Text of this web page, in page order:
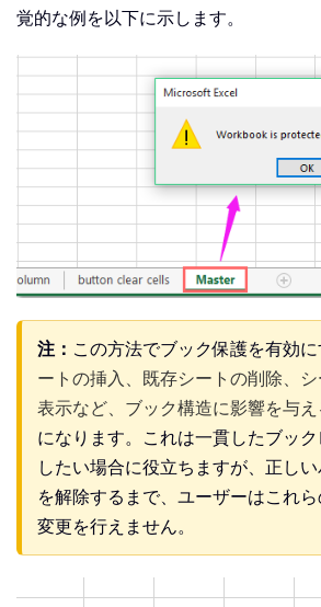
覚的な例を以下に示します。
注： この方法でブック保護を有効に
ートの挿入、既存シートの削除、
表示など、ブック構造に影響を与
になります。これは一貫したブッ
したい場合に役立ちますが、正し
を解除するまで、ユーザーはこれ
変更を行えません。